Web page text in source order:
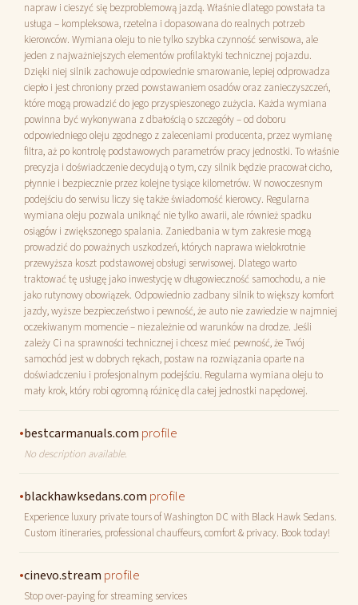
napraw i cieszyć się bezproblemową jazdą. Właśnie dlatego powstała ta
usługa – kompleksowa, rzetelna i dopasowana do realnych potrzeb
kierowców. Wymiana oleju to nie tylko szybka czynność serwisowa, ale
jeden z najważniejszych elementów profilaktyki technicznej pojazdu.
Dzięki niej silnik zachowuje odpowiednie smarowanie, lepiej odprowadza
ciepło i jest chroniony przed powstawaniem osadów oraz zanieczyszczeń,
które mogą prowadzić do jego przyspieszonego zużycia. Każda wymiana
powinna być wykonywana z dbałością o szczegóły – od doboru
odpowiedniego oleju zgodnego z zaleceniami producenta, przez wymianę
filtra, aż po kontrolę podstawowych parametrów pracy jednostki. To właśnie
precyzja i doświadczenie decydują o tym, czy silnik będzie pracował cicho,
płynnie i bezpiecznie przez kolejne tysiące kilometrów. W nowoczesnym
podejściu do serwisu liczy się także świadomość kierowcy. Regularna
wymiana oleju pozwala uniknąć nie tylko awarii, ale również spadku
osiągów i zwiększonego spalania. Zaniedbania w tym zakresie mogą
prowadzić do poważnych uszkodzeń, których naprawa wielokrotnie
przewyższa koszt podstawowej obsługi serwisowej. Dlatego warto
traktować tę usługę jako inwestycję w długowieczność samochodu, a nie
jako rutynowy obowiązek. Odpowiednio zadbany silnik to większy komfort
jazdy, wyższe bezpieczeństwo i pewność, że auto nie zawiedzie w najmniej
oczekiwanym momencie – niezależnie od warunków na drodze. Jeśli
zależy Ci na sprawności technicznej i chcesz mieć pewność, że Twój
samochód jest w dobrych rękach, postaw na rozwiązania oparte na
doświadczeniu i profesjonalnym podejściu. Regularna wymiana oleju to
mały krok, który robi ogromną różnicę dla całej jednostki napędowej.
•bestcarmanuals.com profile
No description available.
•blackhawksedans.com profile
Experience luxury private tours of Washington DC with Black Hawk Sedans.
Custom itineraries, professional chauffeurs, comfort & privacy. Book today!
•cinevo.stream profile
Stop over-paying for streaming services